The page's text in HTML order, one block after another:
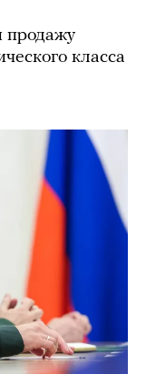
продажу
класса